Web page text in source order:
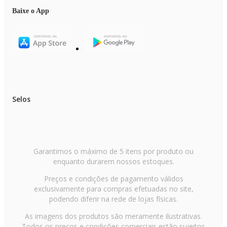
- O produto real pode apresentar pequenas variações de tonalidade,
ou acabamento.
Baixe o App
Selos
Garantimos o máximo de 5 itens por produto ou
enquanto durarem nossos estoques.
Preços e condições de pagamento válidos
exclusivamente para compras efetuadas no site,
podendo diferir na rede de lojas físicas.
As imagens dos produtos são meramente ilustrativas.